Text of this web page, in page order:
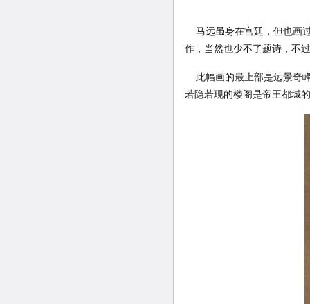
马远虽身在宫廷，但也画
作，当然也少不了题诗，不
此幅画的最上部是远景奇
若隐若现的楼阁是帝王都城